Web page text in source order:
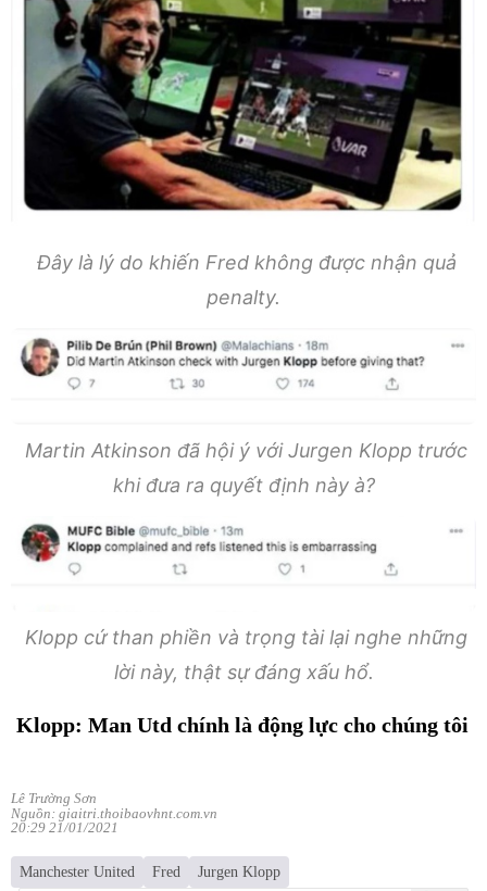
Đây là lý do khiến Fred không được nhận quả
penalty.
Martin Atkinson đã hội ý với Jurgen Klopp trước
khi đưa ra quyết định này à?
Klopp cứ than phiền và trọng tài lại nghe những
lời này, thật sự đáng xấu hổ.
Klopp: Man Utd chính là động lực cho chúng tôi
Lê Trường Sơn
Nguồn: giaitri.thoibaovhnt.com.vn
20:29 21/01/2021
Manchester United Fred Jurgen Klopp